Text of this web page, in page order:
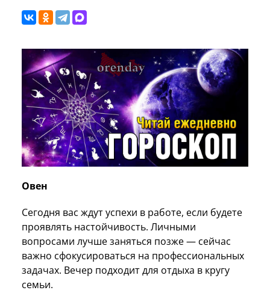
Овен
Сегодня вас ждут успехи в работе, если будете
проявлять настойчивость. Личными
вопросами лучше заняться позже — сейчас
важно сфокусироваться на профессиональных
задачах. Вечер подходит для отдыха в кругу
семьи.